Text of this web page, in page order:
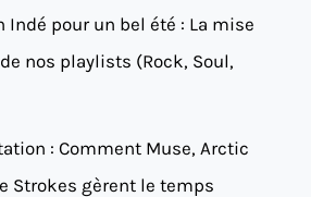
Indé pour un bel été : La mise
nos playlists (Rock, Soul,
: Comment Muse, Arctic
Strokes gèrent le temps